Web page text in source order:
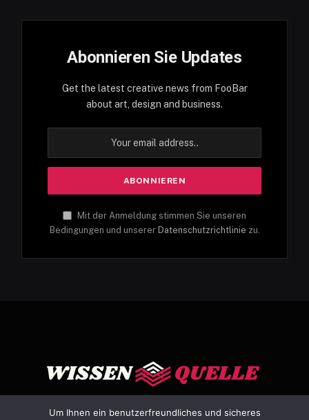
Abonnieren Sie Updates
Get the latest creative news from FooBar
about art, design and business.
Mit der Anmeldung stimmen Sie unseren
Bedingungen und unserer Datenschutzrichtlinie zu.
Um Ihnen ein benutzerfreundliches und sicheres